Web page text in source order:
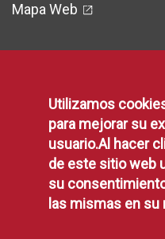
Mapa Web
Legal
Protección de Datos
Política de Privacidad
Aviso Legal
Disponibilidad
Utilizamos
para mejorar su
usuario.Al hacer
de este sitio web
su
las mismas en su